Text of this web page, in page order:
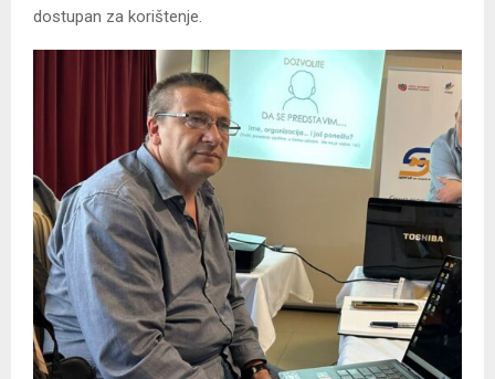
dostupan za korištenje.